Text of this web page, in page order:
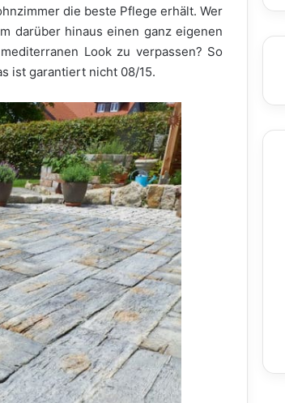
die beste Pflege erhält. Wer
darüber hinaus einen ganz eigenen
Look zu verpassen? So
ist garantiert nicht 08/15.